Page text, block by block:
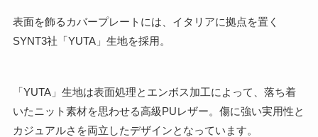
表面を飾るカバープレートには、イタリアに拠点を置く
SYNT3社「YUTA」生地を採用。
「YUTA」生地は表面処理とエンボス加工によって、落ち着
いたニット素材を思わせる高級PUレザー。傷に強い実用性と
カジュアルさを両立したデザインとなっています。